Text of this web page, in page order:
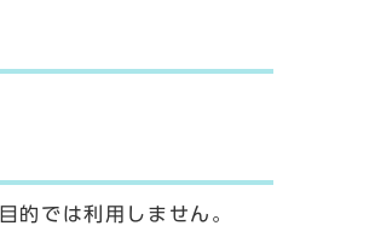
的では利用しません。